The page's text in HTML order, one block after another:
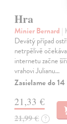
Hra
Minier Bernard |
Devátý případ
netrpělivě
internetu začne
vrahovi Julianu…
Zasielame do
21,33 €
21,99 € ?